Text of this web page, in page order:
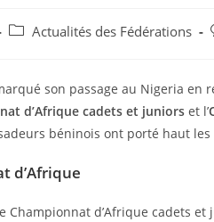
Actualités des Fédérations
son passage au Nigeria
d’Afrique cadets et juniors et l’
béninois ont porté haut
d’Afrique
Championnat d’Afrique cadets